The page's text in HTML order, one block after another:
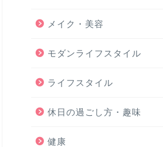
メイク・美容
モダンライフスタイル
ライフスタイル
休日の過ごし方・趣味
健康